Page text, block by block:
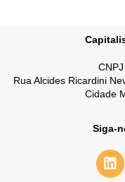
Rua Alcides Ricardini
Cidade
Siga-